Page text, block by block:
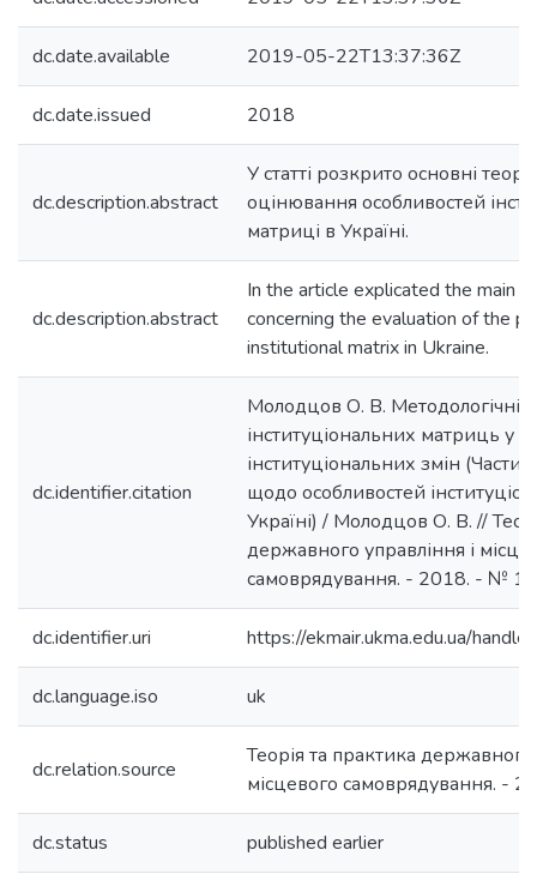
dc.date.available 2019-05-22T13:37:36Z
dc.date.issued 2018
dc.description.abstract
У статті розкрито основні
оцінювання особливостей
матриці в Україні.
dc.description.abstract
In the article explicated the main
concerning the evaluation of the
institutional matrix in Ukraine.
dc.identifier.citation
Молодцов О. В. Методологічні
інституціональних матриць у
інституціональних змін
щодо особливостей
Україні) / Молодцов О. В. //
державного управління і
самоврядування. - 2018. - № 1.
dc.identifier.uri https://ekmair.ukma.edu.ua/
dc.language.iso uk
dc.relation.source
Теорія та практика державного
місцевого самоврядування. -
dc.status published earlier